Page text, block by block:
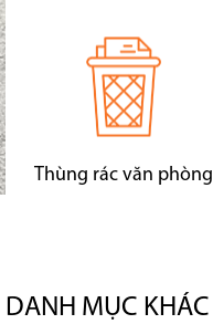
Thùng rác văn phòng
DANH MỤC KHÁC